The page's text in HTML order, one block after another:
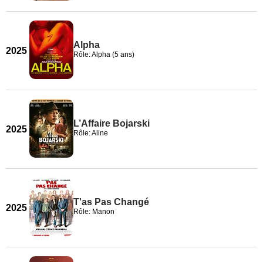
2025
Alpha
Rôle: Alpha (5 ans)
2025
L’Affaire Bojarski
Rôle: Aline
2025
T'as Pas Changé
Rôle: Manon